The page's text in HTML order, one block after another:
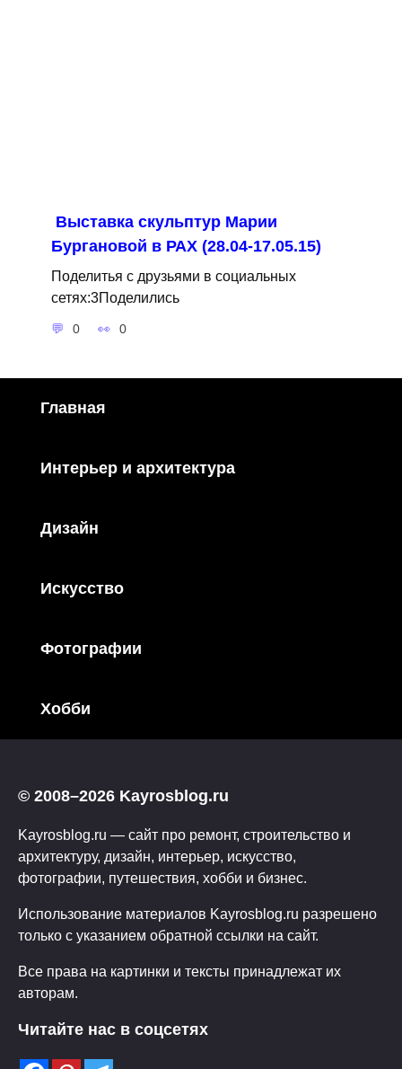
Выставка скульптур Марии
Бургановой в РАХ (28.04-17.05.15)
Поделитья с друзьями в социальных
сетях:3Поделились
0 0
Главная
Интерьер и архитектура
Дизайн
Искусство
Фотографии
Хобби
© 2008–2026 Kayrosblog.ru
Kayrosblog.ru — сайт про ремонт, строительство и
архитектуру, дизайн, интерьер, искусство,
фотографии, путешествия, хобби и бизнес.
Использование материалов Kayrosblog.ru разрешено
только с указанием обратной ссылки на сайт.
Все права на картинки и тексты принадлежат их
авторам.
Читайте нас в соцсетях